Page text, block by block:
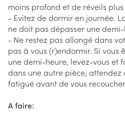
moins profond et de réveils
- Evitez de dormir en journée.
ne doit pas dépasser une
- Ne restez pas allongé dans
pas à vous (r)endormir. Si vous
une demi-heure, levez-vous et
dans une autre pièce; attendez
fatigué avant de vous
A faire: